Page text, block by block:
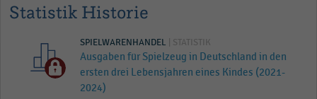
Statistik Historie
SPIELWARENHANDEL | STATISTIK
Ausgaben für Spielzeug in Deutschland in den
ersten drei Lebensjahren eines Kindes (2021-
2024)